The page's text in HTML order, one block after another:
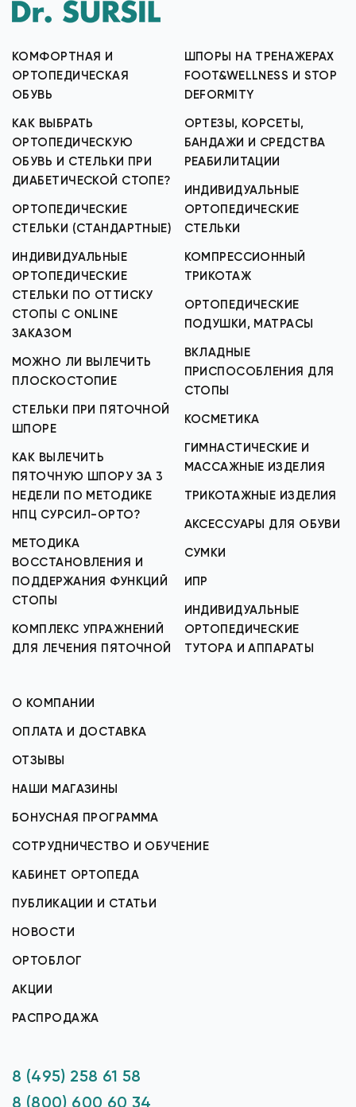
КОМФОРТНАЯ И
ОРТОПЕДИЧЕСКАЯ
ОБУВЬ
КАК ВЫБРАТЬ
ОРТОПЕДИЧЕСКУЮ
ОБУВЬ И СТЕЛЬКИ ПРИ
ДИАБЕТИЧЕСКОЙ СТОПЕ?
ОРТОПЕДИЧЕСКИЕ
СТЕЛЬКИ (СТАНДАРТНЫЕ)
ИНДИВИДУАЛЬНЫЕ
ОРТОПЕДИЧЕСКИЕ
СТЕЛЬКИ ПО ОТТИСКУ
СТОПЫ С ONLINE
ЗАКАЗОМ
МОЖНО ЛИ ВЫЛЕЧИТЬ
ПЛОСКОСТОПИЕ
СТЕЛЬКИ ПРИ ПЯТОЧНОЙ
ШПОРЕ
КАК ВЫЛЕЧИТЬ
ПЯТОЧНУЮ ШПОРУ ЗА 3
НЕДЕЛИ ПО МЕТОДИКЕ
НПЦ СУРСИЛ-ОРТО?
МЕТОДИКА
ВОССТАНОВЛЕНИЯ И
ПОДДЕРЖАНИЯ ФУНКЦИЙ
СТОПЫ
КОМПЛЕКС УПРАЖНЕНИЙ
ДЛЯ ЛЕЧЕНИЯ ПЯТОЧНОЙ
ШПОРЫ НА ТРЕНАЖЕРАХ
FOOT&WELLNESS И STOP
DEFORMITY
ОРТЕЗЫ, КОРСЕТЫ,
БАНДАЖИ И СРЕДСТВА
РЕАБИЛИТАЦИИ
ИНДИВИДУАЛЬНЫЕ
ОРТОПЕДИЧЕСКИЕ
СТЕЛЬКИ
КОМПРЕССИОННЫЙ
ТРИКОТАЖ
ОРТОПЕДИЧЕСКИЕ
ПОДУШКИ, МАТРАСЫ
ВКЛАДНЫЕ
ПРИСПОСОБЛЕНИЯ ДЛЯ
СТОПЫ
КОСМЕТИКА
ГИМНАСТИЧЕСКИЕ И
МАССАЖНЫЕ ИЗДЕЛИЯ
ТРИКОТАЖНЫЕ ИЗДЕЛИЯ
АКСЕССУАРЫ ДЛЯ ОБУВИ
СУМКИ
ИПР
ИНДИВИДУАЛЬНЫЕ
ОРТОПЕДИЧЕСКИЕ
ТУТОРА И АППАРАТЫ
О КОМПАНИИ
ОПЛАТА И ДОСТАВКА
ОТЗЫВЫ
НАШИ МАГАЗИНЫ
БОНУСНАЯ ПРОГРАММА
СОТРУДНИЧЕСТВО И ОБУЧЕНИЕ
КАБИНЕТ ОРТОПЕДА
ПУБЛИКАЦИИ И СТАТЬИ
НОВОСТИ
ОРТОБЛОГ
АКЦИИ
РАСПРОДАЖА
8 (495) 258 61 58
8 (800) 600 60 34